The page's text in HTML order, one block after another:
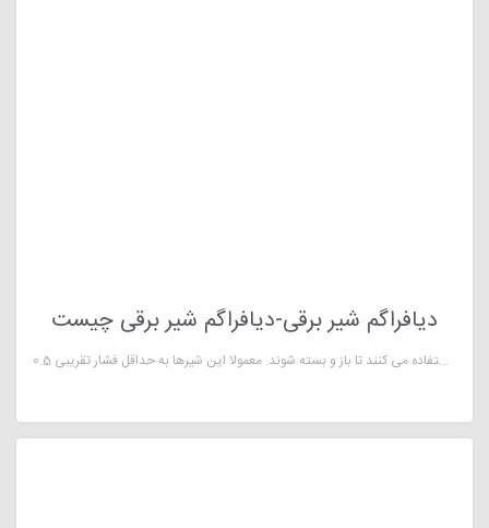
دیافراگم شیر برقی-دیافراگم شیر برقی چیست
دیافراگم شیر برقی این مدل شیر برقی با توجه به مکانیزم عملکرد آن به شیر برقی با عملکرد غیرمستقیم (پایلوت) معروف است. شیرهای الکتریکی با عملکرد غیر مستقیم (که معمولا به نام شیرهای با عملکرد پایلوت نامیده میشوند) از اختلاف فشار سیال، دو طرف شیر استفاده می کنند تا باز و بسته شوند. معمولا این شیرها به حداقل فشار تقریبی 0.5bar نیاز دارند.